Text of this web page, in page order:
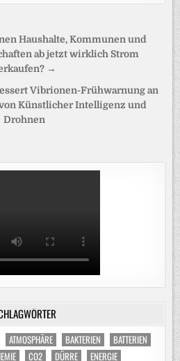
Haushalte, Kommunen und
ab jetzt wirklich Strom
→
Vibrionen-Frühwarnung an
Künstlicher Intelligenz und
Drohnen
ATMOSPHÄRE BAKTERIEN
BATTERIEN
CO2 DÜRRE ENERGIE